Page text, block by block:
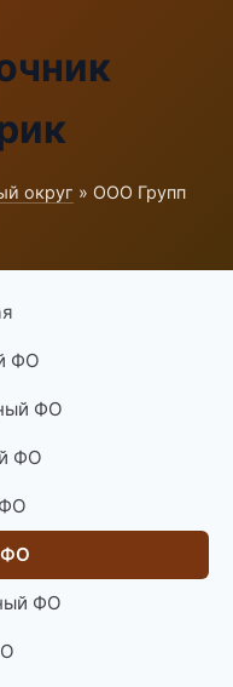
округ » ООО Групп
ФО
ФО
ФО
ФО
ФО